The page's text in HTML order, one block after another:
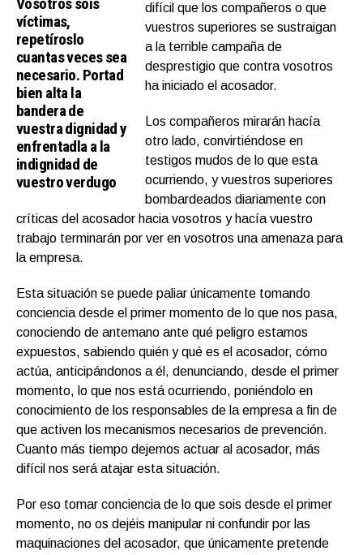
Vosotros sois
víctimas,
repetíroslo
cuantas veces sea
necesario. Portad
bien alta la
bandera de
vuestra dignidad y
enfrentadla a la
indignidad de
vuestro verdugo
difícil que los compañeros o que
vuestros superiores se sustraigan
a la terrible campaña de
desprestigio que contra vosotros
ha iniciado el acosador.
Los compañeros mirarán hacía
otro lado, convirtiéndose en
testigos mudos de lo que esta
ocurriendo, y vuestros superiores
bombardeados diariamente con
críticas del acosador hacia vosotros y hacía vuestro
trabajo terminarán por ver en vosotros una amenaza para
la empresa.
Esta situación se puede paliar únicamente tomando
conciencia desde el primer momento de lo que nos pasa,
conociendo de antemano ante qué peligro estamos
expuestos, sabiendo quién y qué es el acosador, cómo
actúa, anticipándonos a él, denunciando, desde el primer
momento, lo que nos está ocurriendo, poniéndolo en
conocimiento de los responsables de la empresa a fin de
que activen los mecanismos necesarios de prevención.
Cuanto más tiempo dejemos actuar al acosador, más
difícil nos será atajar esta situación.
Por eso tomar conciencia de lo que sois desde el primer
momento, no os dejéis manipular ni confundir por las
maquinaciones del acosador, que únicamente pretende